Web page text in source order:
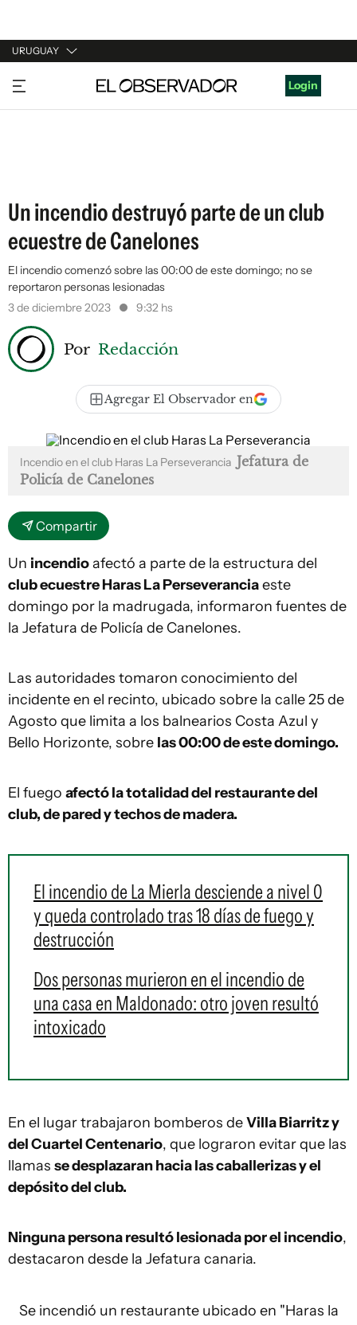
URUGUAY
URUGUAY
ARGENTINA
Login
Un incendio destruyó parte de un club
ecuestre de Canelones
El incendio comenzó sobre las 00:00 de este domingo; no se
reportaron personas lesionadas
3 de diciembre 2023
9:32 hs
Por Redacción
Agregar El Observador en
Incendio en el club Haras La Perseverancia Jefatura de
Policía de Canelones
Compartir
Un incendioafectó a parte de la estructura del
club ecuestre Haras La Perseveranciaeste
domingo por la madrugada, informaron fuentes de
la Jefatura de Policía de Canelones.
Las autoridades tomaron conocimiento del
incidente en el recinto, ubicado sobre la calle 25 de
Agosto que limita a los balnearios Costa Azul y
Bello Horizonte, sobre las 00:00 de este domingo.
El fuego afectó la totalidad del restaurante del
club, de pared y techos de madera.
El incendio de La Mierla desciende a nivel 0
y queda controlado tras 18 días de fuego y
destrucción
Dos personas murieron en el incendio de
una casa en Maldonado: otro joven resultó
intoxicado
En el lugar trabajaron bomberos deVilla Biarritz y
del Cuartel Centenario, que lograron evitar que las
llamas se desplazaran hacia las caballerizas y el
depósito del club.
Ninguna persona resultó lesionada por el incendio,
destacaron desde la Jefatura canaria.
Se incendió un restaurante ubicado en "Haras la